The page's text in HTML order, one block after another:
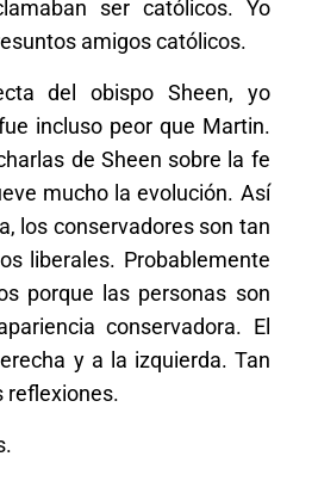
ser católicos. Yo
amigos católicos.
del obispo Sheen, yo
incluso peor que Martin.
de Sheen sobre la fe
mucho la evolución. Así
los conservadores son tan
liberales. Probablemente
porque las personas son
conservadora. El
y a la izquierda. Tan
reflexiones.